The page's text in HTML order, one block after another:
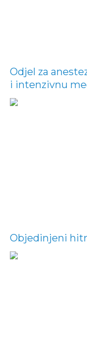
Odjel za
i intenzivnu
Objedinjeni